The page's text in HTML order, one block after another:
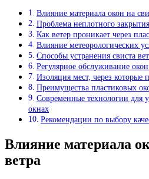
Влияние материала окон на
Проблема неплотного
Как ветер проникает через
Влияние метеорологических
Способы устранения свиста
Регулярное обслуживание
Изоляция мест, через которые
Преимущества пластиковых
Современные технологии для
окнах
Рекомендации по выбору
Влияние материала
ветра